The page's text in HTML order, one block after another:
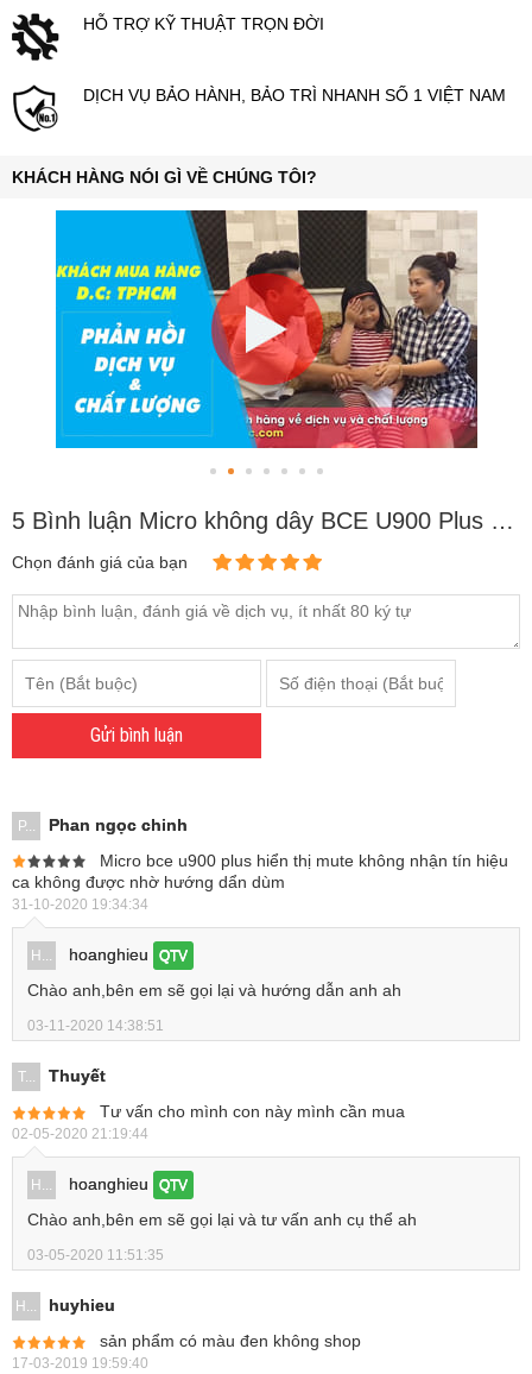
HỖ TRỢ KỸ THUẬT TRỌN ĐỜI
DỊCH VỤ BẢO HÀNH, BẢO TRÌ NHANH SỐ 1 VIỆT NAM
KHÁCH HÀNG NÓI GÌ VỀ CHÚNG TÔI?
5 Bình luận Micro không dây BCE U900 Plus New (2020)
Chọn đánh giá của bạn
Gửi bình luận
P...
Phan ngọc chinh
Micro bce u900 plus hiển thị mute không nhận tín hiệu
ca không được nhờ hướng dẩn dùm
31-10-2020 19:34:34
H... hoanghieu QTV
Chào anh,bên em sẽ gọi lại và hướng dẫn anh ah
03-11-2020 14:38:51
T...
Thuyết
Tư vấn cho mình con này mình cần mua
02-05-2020 21:19:44
H... hoanghieu QTV
Chào anh,bên em sẽ gọi lại và tư vấn anh cụ thể ah
03-05-2020 11:51:35
H...
huyhieu
sản phẩm có màu đen không shop
17-03-2019 19:59:40